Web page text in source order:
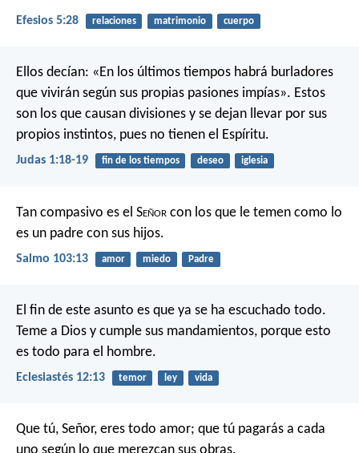
Efesios 5:28 relaciones matrimonio cuerpo
Ellos decían: «En los últimos tiempos habrá burladores
que vivirán según sus propias pasiones impías». Estos
son los que causan divisiones y se dejan llevar por sus
propios instintos, pues no tienen el Espíritu.
Judas 1:18-19 fin de los tiempos deseo iglesia
Tan compasivo es el Señor con los que le temen como lo
es un padre con sus hijos.
Salmo 103:13 amor miedo Padre
El fin de este asunto es que ya se ha escuchado todo.
Teme a Dios y cumple sus mandamientos, porque esto
es todo para el hombre.
Eclesiastés 12:13 temor ley vida
Que tú, Señor, eres todo amor; que tú pagarás a cada